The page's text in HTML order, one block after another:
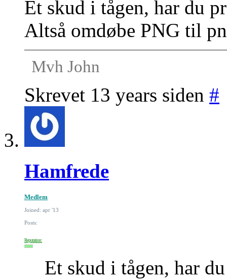
Et skud i tågen, har du
Altså omdøbe PNG til
Mvh John
Skrevet 13 years siden #
Hamfrede
Medlem
Joined: apr '13
Posts:
Reputation:
Et skud i tågen, har